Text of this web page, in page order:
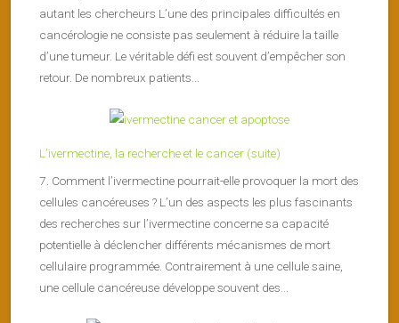
autant les chercheurs L’une des principales difficultés en
cancérologie ne consiste pas seulement à réduire la taille
d’une tumeur. Le véritable défi est souvent d’empêcher son
retour. De nombreux patients...
L’ivermectine, la recherche et le cancer (suite)
7. Comment l’ivermectine pourrait-elle provoquer la mort des
cellules cancéreuses ? L’un des aspects les plus fascinants
des recherches sur l’ivermectine concerne sa capacité
potentielle à déclencher différents mécanismes de mort
cellulaire programmée. Contrairement à une cellule saine,
une cellule cancéreuse développe souvent des...